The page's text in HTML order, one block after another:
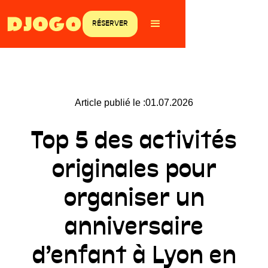
RÉSERVER
Article publié le :01.07.2026
Top 5 des activités
originales pour
organiser un
anniversaire
d’enfant à Lyon en